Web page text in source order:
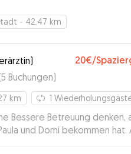
- 42.47 km
20€/
5 Buchungen)
km 1
Bessere Betreuung denken,
und Domi bekommen hat.
ist mit einem größeren